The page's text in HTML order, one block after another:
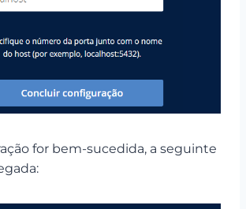
for bem-sucedida, a seguinte